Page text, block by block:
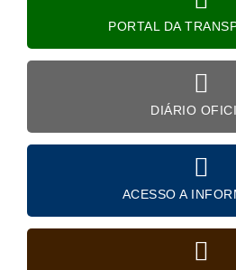
PORTAL DA
DIÁRIO
ACESSO A